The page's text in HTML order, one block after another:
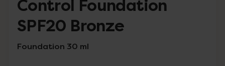
Control Foundation
SPF20 Bronze
Foundation 30 ml